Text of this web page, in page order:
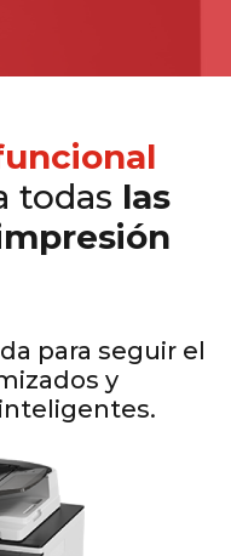
todas las
para seguir el
y